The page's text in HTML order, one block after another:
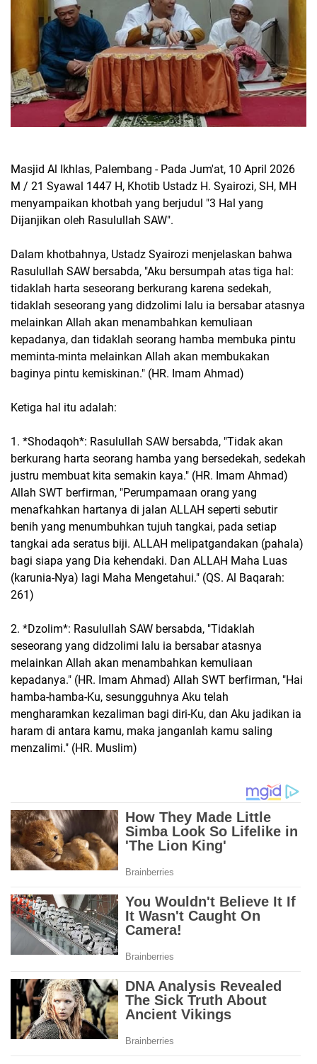
Masjid Al Ikhlas, Palembang - Pada Jum'at, 10 April 2026
M / 21 Syawal 1447 H, Khotib Ustadz H. Syairozi, SH, MH
menyampaikan khotbah yang berjudul "3 Hal yang
Dijanjikan oleh Rasulullah SAW".
Dalam khotbahnya, Ustadz Syairozi menjelaskan bahwa
Rasulullah SAW bersabda, "Aku bersumpah atas tiga hal:
tidaklah harta seseorang berkurang karena sedekah,
tidaklah seseorang yang didzolimi lalu ia bersabar atasnya
melainkan Allah akan menambahkan kemuliaan
kepadanya, dan tidaklah seorang hamba membuka pintu
meminta-minta melainkan Allah akan membukakan
baginya pintu kemiskinan." (HR. Imam Ahmad)
Ketiga hal itu adalah:
1. *Shodaqoh*: Rasulullah SAW bersabda, "Tidak akan
berkurang harta seorang hamba yang bersedekah, sedekah
justru membuat kita semakin kaya." (HR. Imam Ahmad)
Allah SWT berfirman, "Perumpamaan orang yang
menafkahkan hartanya di jalan ALLAH seperti sebutir
benih yang menumbuhkan tujuh tangkai, pada setiap
tangkai ada seratus biji. ALLAH melipatgandakan (pahala)
bagi siapa yang Dia kehendaki. Dan ALLAH Maha Luas
(karunia-Nya) lagi Maha Mengetahui." (QS. Al Baqarah:
261)
2. *Dzolim*: Rasulullah SAW bersabda, "Tidaklah
seseorang yang didzolimi lalu ia bersabar atasnya
melainkan Allah akan menambahkan kemuliaan
kepadanya." (HR. Imam Ahmad) Allah SWT berfirman, "Hai
hamba-hamba-Ku, sesungguhnya Aku telah
mengharamkan kezaliman bagi diri-Ku, dan Aku jadikan ia
haram di antara kamu, maka janganlah kamu saling
menzalimi." (HR. Muslim)